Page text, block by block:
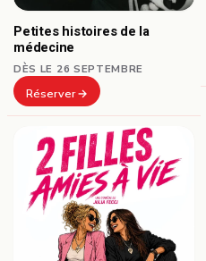
Petites histoires de la
médecine
DÈS LE 26 SEPTEMBRE
Réserver